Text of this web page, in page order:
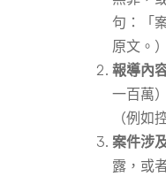
句：「
原文。）
報導內
一百萬
（例如
案件涉
露，或